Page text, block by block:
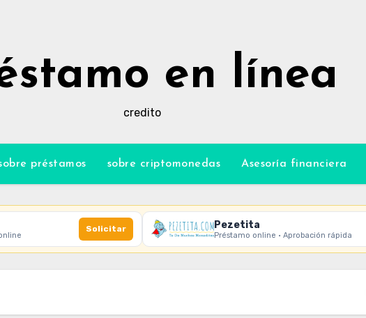
en línea
credito
préstamos sobre criptomonedas Asesoría financiera
Solicitar Pezetita
Préstamo online · Aprobación rápida